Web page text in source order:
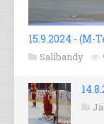
15.9.2024 -
Salibandy